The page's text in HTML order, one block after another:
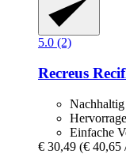
5.0 (2)
Recreus
Nachhaltig
Einfache
€ 30,49 (€ 40,65